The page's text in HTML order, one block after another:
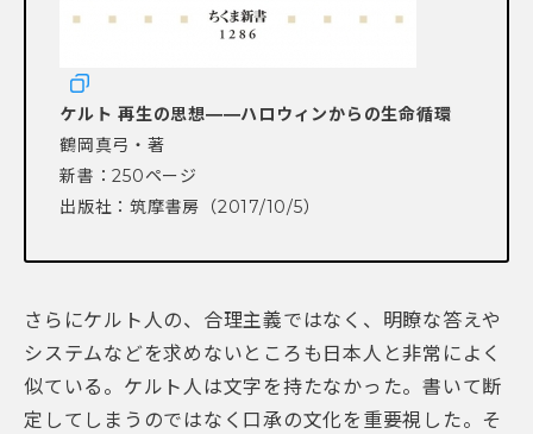
ケルト 再生の思想――ハロウィンからの生命循環
鶴岡真弓・著
新書：250ページ
出版社：筑摩書房（2017/10/5）
さらにケルト人の、合理主義ではなく、明瞭な答えや
システムなどを求めないところも日本人と非常によく
似ている。ケルト人は文字を持たなかった。書いて断
定してしまうのではなく口承の文化を重要視した。そ